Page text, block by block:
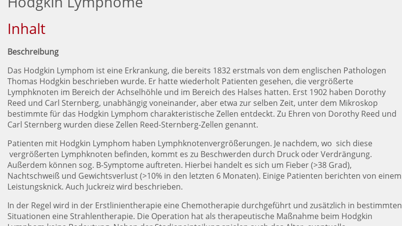
Inhalt
Beschreibung
Das Hodgkin Lymphom ist eine Erkrankung, die bereits 1832 erstmals von dem englischen Pathologen
Thomas Hodgkin beschrieben wurde. Er hatte wiederholt Patienten gesehen, die vergrößerte
Lymphknoten im Bereich der Achselhöhle und im Bereich des Halses hatten. Erst 1902 haben Dorothy
Reed und Carl Sternberg, unabhängig voneinander, aber etwa zur selben Zeit, unter dem Mikroskop
bestimmte für das Hodgkin Lymphom charakteristische Zellen entdeckt. Zu Ehren von Dorothy Reed und
Carl Sternberg wurden diese Zellen Reed-Sternberg-Zellen genannt.
Patienten mit Hodgkin Lymphom haben Lymphknotenvergrößerungen. Je nachdem, wo sich diese
vergrößerten Lymphknoten befinden, kommt es zu Beschwerden durch Druck oder Verdrängung.
Außerdem können sog. B-Symptome auftreten. Hierbei handelt es sich um Fieber (>38 Grad),
Nachtschweiß und Gewichtsverlust (>10% in den letzten 6 Monaten). Einige Patienten berichten von einem
Leistungsknick. Auch Juckreiz wird beschrieben.
In der Regel wird in der Erstlinientherapie eine Chemotherapie durchgeführt und zusätzlich in bestimmten
Situationen eine Strahlentherapie. Die Operation hat als therapeutische Maßnahme beim Hodgkin